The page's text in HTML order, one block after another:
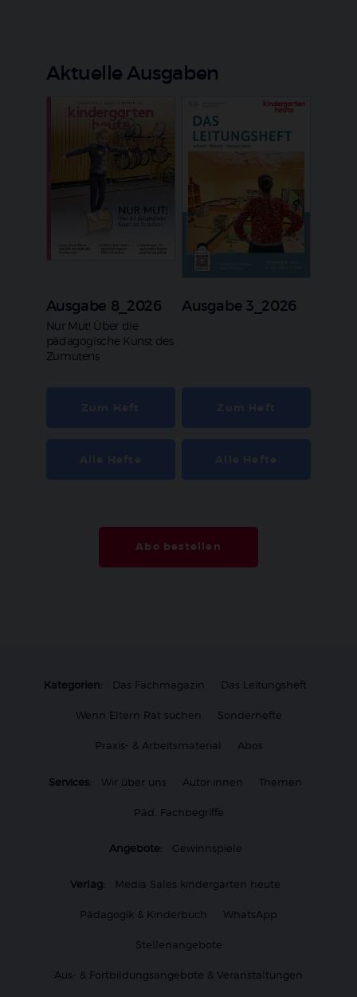
Aktuelle Ausgaben
Ausgabe 8_2026
:
Nur Mut! Über die
pädagogische Kunst des
Zumutens
Ausgabe 3_2026
Abo bestellen
Kategorien: Das Fachmagazin Das Leitungsheft
Wenn Eltern Rat suchen Sonderhefte
Praxis- & Arbeitsmaterial Abos
Services: Wir über uns Autor:innen Themen
Päd. Fachbegriffe
Angebote: Gewinnspiele
Verlag: Media Sales kindergarten heute
Pädagogik & Kinderbuch WhatsApp
Stellenangebote
Aus- & Fortbildungsangebote & Veranstaltungen